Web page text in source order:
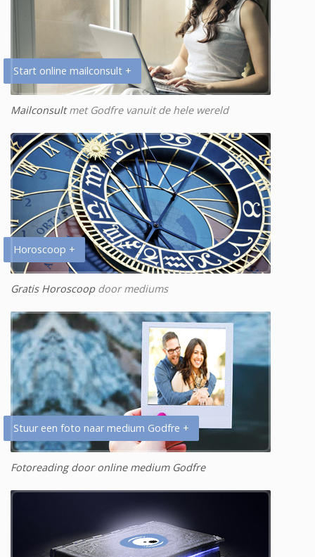
Start online mailconsult +
Mailconsultmet Godfre vanuit de hele wereld
Horoscoop +
Gratis Horoscoopdoor mediums
Stuur een foto naar medium Godfre +
Fotoreading door online medium Godfre